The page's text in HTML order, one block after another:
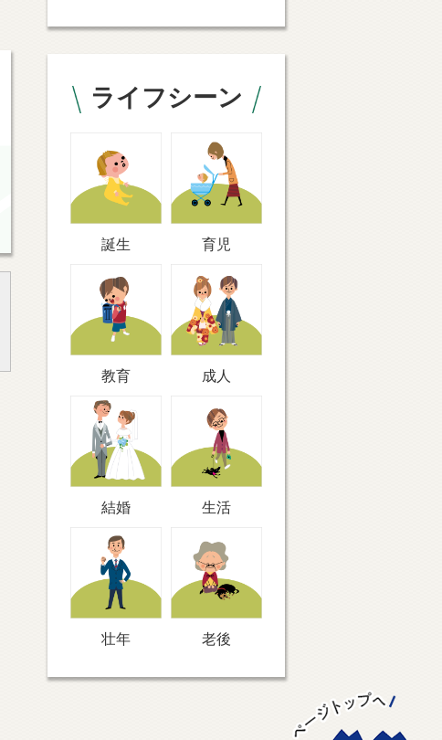
ライフシーン
誕生 育児
教育 成人
結婚 生活
壮年 老後